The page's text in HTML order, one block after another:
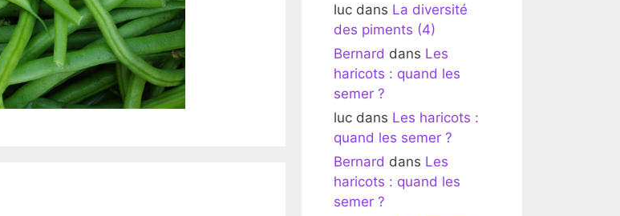
luc dans La diversité
des piments (4)
Bernard dans Les
haricots : quand les
semer ?
luc dans Les haricots :
quand les semer ?
Bernard dans Les
haricots : quand les
semer ?